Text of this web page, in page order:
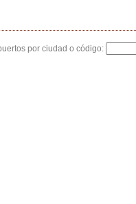
por ciudad o código: